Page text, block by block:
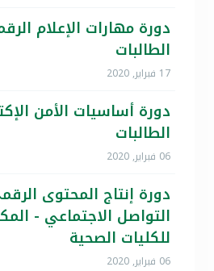
دورة مهارات الإعلام
الطالبات
17 فبراير, 2020
دورة أساسيات الأمن
الطالبات
06 فبراير, 2020
دورة إنتاج المحتوى
التواصل الاجتماعي -
للكليات الصحية
06 فبراير, 2020